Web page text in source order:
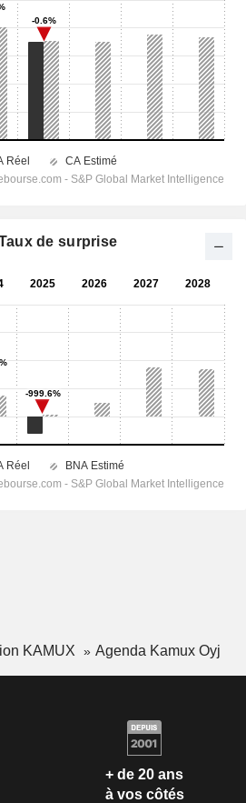
de surprise
KAMUX Agenda Kamux Oyj
+ de 20 ans
à vos côtés